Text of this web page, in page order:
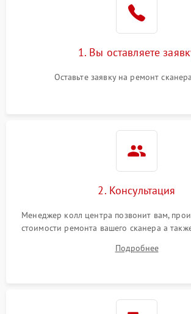
1. Вы оставляете
Оставьте заявку на ремонт
2. Консультация
Менеджер колл центра позвонит вам,
стоимости ремонта вашего сканера а
Подробнее